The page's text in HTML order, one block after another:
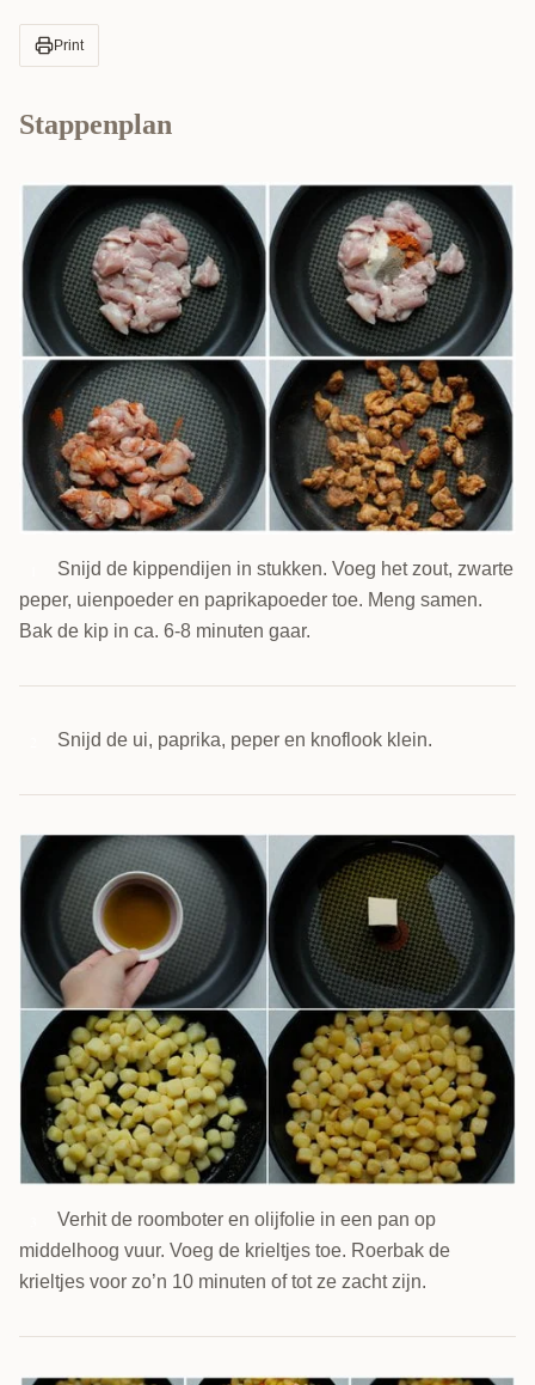
Print
Stappenplan
Snijd de kippendijen in stukken. Voeg het zout, zwarte
peper, uienpoeder en paprikapoeder toe. Meng samen.
Bak de kip in ca. 6-8 minuten gaar.
Snijd de ui, paprika, peper en knoflook klein.
Verhit de roomboter en olijfolie in een pan op
middelhoog vuur. Voeg de krieltjes toe. Roerbak de
krieltjes voor zo’n 10 minuten of tot ze zacht zijn.